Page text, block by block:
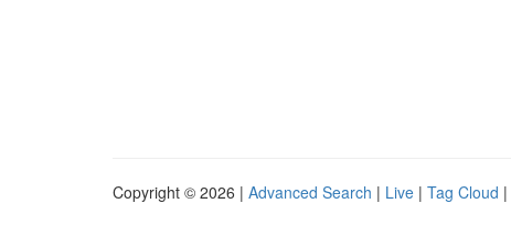
Copyright © 2026 | Advanced Search | Live | Tag Cloud |